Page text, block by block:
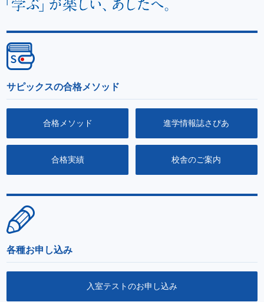
サピックスの合格メソッド
合格メソッド 進学情報誌さぴあ
合格実績 校舎のご案内
各種お申し込み
入室テストのお申し込み